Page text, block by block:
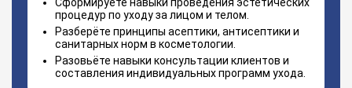
процедур по уходу за лицом и телом.
Разберёте принципы асептики, антисептики и
санитарных норм в косметологии.
Разовьёте навыки консультации клиентов и
составления индивидуальных программ ухода.